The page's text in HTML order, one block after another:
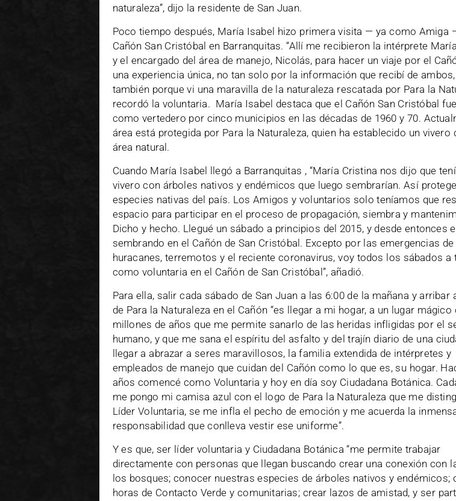
naturaleza”, dijo la residente de San Juan.
Poco tiempo después, María Isabel hizo primera visita — ya como Amiga
Cañón San Cristóbal en Barranquitas. “Allí me recibieron la intérprete
y el encargado del área de manejo, Nicolás, para hacer un viaje por el
una experiencia única, no tan solo por la información que recibí de
también porque vi una maravilla de la naturaleza rescatada por Para la
recordó la voluntaria. María Isabel destaca que el Cañón San Cristóbal
como vertedero por cinco municipios en las décadas de 1960 y 70.
área está protegida por Para la Naturaleza, quien ha establecido un vivero
área natural.
Cuando María Isabel llegó a Barranquitas , “María Cristina nos dijo que
vivero con árboles nativos y endémicos que luego sembrarían. Así
especies nativas del país. Los Amigos y voluntarios solo teníamos que
espacio para participar en el proceso de propagación, siembra y
Dicho y hecho. Llegué un sábado a principios del 2015, y desde entonces
sembrando en el Cañón de San Cristóbal. Excepto por las emergencias de
huracanes, terremotos y el reciente coronavirus, voy todos los sábados a
como voluntaria en el Cañón de San Cristóbal”, añadió.
Para ella, salir cada sábado de San Juan a las 6:00 de la mañana y arribar
de Para la Naturaleza en el Cañón “es llegar a mi hogar, a un lugar mágico
millones de años que me permite sanarlo de las heridas infligidas por el
humano, y que me sana el espíritu del asfalto y del trajín diario de una
llegar a abrazar a seres maravillosos, la familia extendida de intérpretes y
empleados de manejo que cuidan del Cañón como lo que es, su hogar.
años comencé como Voluntaria y hoy en día soy Ciudadana Botánica.
me pongo mi camisa azul con el logo de Para la Naturaleza que me
Líder Voluntaria, se me infla el pecho de emoción y me acuerda la
responsabilidad que conlleva vestir ese uniforme”.
Y es que, ser líder voluntaria y Ciudadana Botánica “me permite trabajar
directamente con personas que llegan buscando crear una conexión con
los bosques; conocer nuestras especies de árboles nativos y endémicos;
horas de Contacto Verde y comunitarias; crear lazos de amistad, y ser